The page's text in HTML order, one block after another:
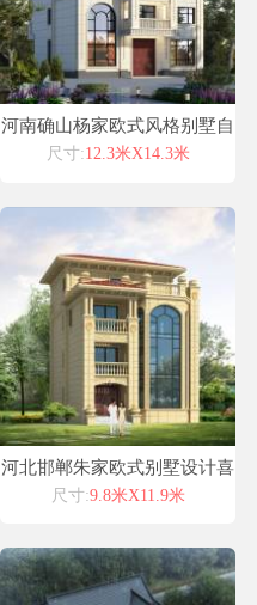
河南确山杨家欧式风格别墅自
建房设计图纸喜天下建筑设计
尺寸:12.3米X14.3米
河北邯郸朱家欧式别墅设计喜
天下别墅设计案例
尺寸:9.8米X11.9米